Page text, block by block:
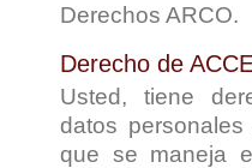
Derechos ARCO.
Derecho de
Usted, tiene
datos
que se maneja